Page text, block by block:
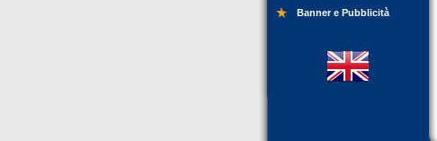
Banner e Pubblicità